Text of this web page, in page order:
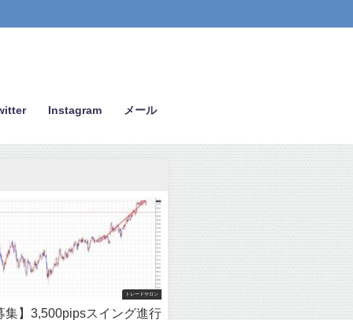
Instagram メール
トレードサロン
集】3,500pipsスイング進行